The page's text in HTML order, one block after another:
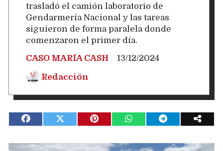
trasladó el camión laboratorio de
Gendarmería Nacional y las tareas
siguieron de forma paralela donde
comenzaron el primer día.
CASO MARÍA CASH
13/12/2024
Redacción